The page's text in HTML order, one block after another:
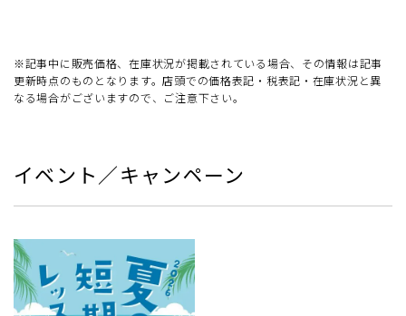
※記事中に販売価格、在庫状況が掲載されている場合、その情報は記事
更新時点のものとなります。店頭での価格表記・税表記・在庫状況と異
なる場合がございますので、ご注意下さい。
イベント／キャンペーン